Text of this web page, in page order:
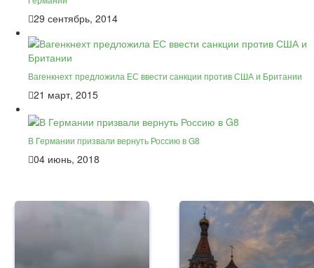
29 сентябрь, 2014
Вагенкнехт предложила ЕС ввести санкции против США и Британии
21 март, 2015
В Германии призвали вернуть Россию в G8
04 июнь, 2018